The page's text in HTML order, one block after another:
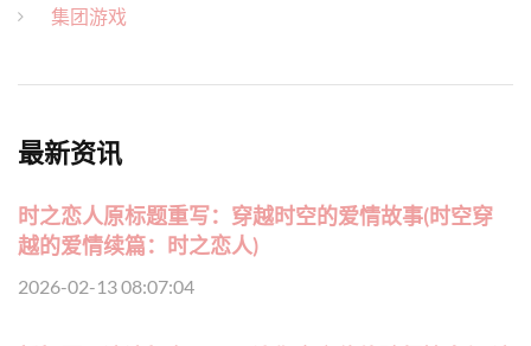
集团游戏
最新资讯
时之恋人原标题重写：穿越时空的爱情故事(时空穿
越的爱情续篇：时之恋人)
2026-02-13 08:07:04